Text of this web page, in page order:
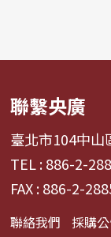
聯繫央廣
臺北市104中山
TEL : 886-2-
FAX : 886-2-
聯絡我們 採購